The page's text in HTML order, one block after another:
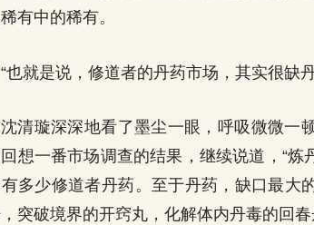
有中的稀有。
“也就是说，修道者的丹药市场，其实很缺
沈清璇深深地看了墨尘一眼，呼吸微微一
想一番市场调查的结果，继续说道，“
多少修道者丹药。至于丹药，缺口最大
突破境界的开窍丸，化解体内丹毒的回春